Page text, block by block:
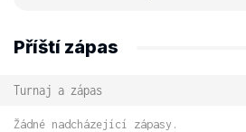
Příští zápas
Turnaj a zápas
Žádné nadcházející zápasy.